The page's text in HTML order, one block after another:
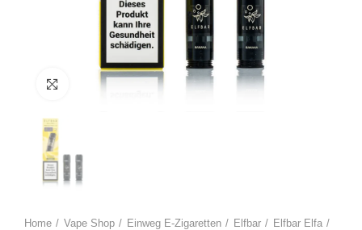
Zum Vergrössern anklicken
Home Vape Shop Einweg E-Zigaretten Elfbar
Elfbar Elfa